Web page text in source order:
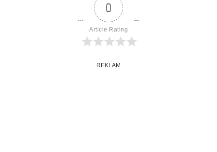
0
Article Rating
REKLAM